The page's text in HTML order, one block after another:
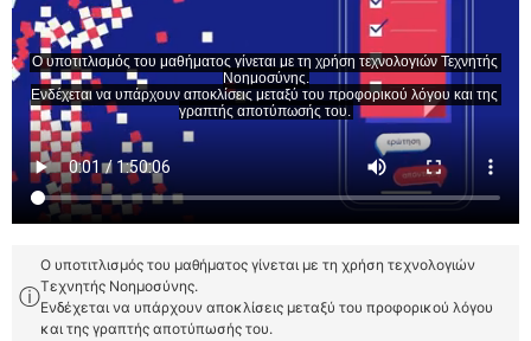
ⓘ
Ο υποτιτλισμός του μαθήματος γίνεται με τη χρήση τεχνολογιών
Τεχνητής Νοημοσύνης.
Ενδέχεται να υπάρχουν αποκλίσεις μεταξύ του προφορικού λόγου
και της γραπτής αποτύπωσής του.